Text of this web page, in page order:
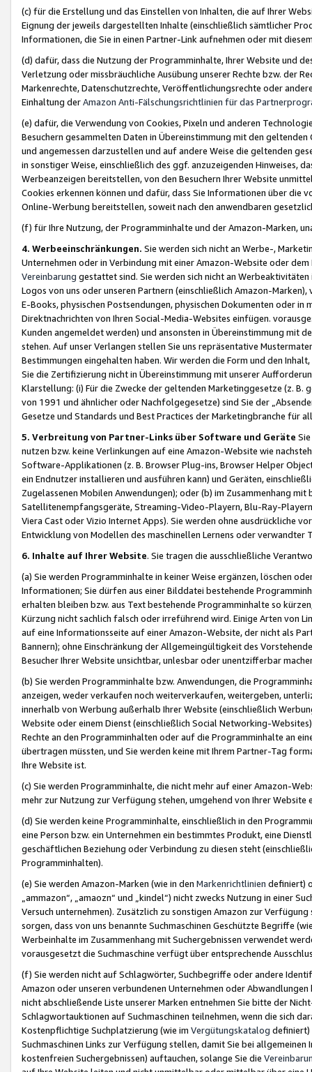
(c) für die Erstellung und das Einstellen von Inhalten, die auf Ihrer
Eignung der jeweils dargestellten Inhalte (einschließlich sämtlicher
Informationen, die Sie in einen Partner-Link aufnehmen oder mit
(d) dafür, dass die Nutzung der Programminhalte, Ihrer Website und
Verletzung oder missbräuchliche Ausübung unserer Rechte bzw. der
Markenrechte, Datenschutzrechte, Veröffentlichungsrechte oder
Einhaltung derAmazon Anti-Fälschungsrichtlinien für das
(e) dafür, die Verwendung von Cookies, Pixeln und anderen
Besuchern gesammelten Daten in Übereinstimmung mit den
und angemessen darzustellen und auf andere Weise die geltenden
in sonstiger Weise, einschließlich des ggf. anzuzeigenden Hinweises,
Werbeanzeigen bereitstellen, von den Besuchern Ihrer Website
Cookies erkennen können und dafür, dass Sie Informationen über die
Online-Werbung bereitstellen, soweit nach den anwendbaren
(f) für Ihre Nutzung, der Programminhalte und der Amazon-Marken,
4. Werbeeinschränkungen. Sie werden sich nicht an Werbe-,
Unternehmen oder in Verbindung mit einer Amazon-Website oder
Vereinbarung gestattet sind. Sie werden sich nicht an
Logos von uns oder unseren Partnern (einschließlich Amazon-
E-Books, physischen Postsendungen, physischen Dokumenten oder in
Direktnachrichten von Ihren Social-Media-Websites einfügen.
Kunden angemeldet werden) und ansonsten in Übereinstimmung mit
stehen. Auf unser Verlangen stellen Sie uns repräsentative
Bestimmungen eingehalten haben. Wir werden die Form und den
Sie die Zertifizierung nicht in Übereinstimmung mit unserer
Klarstellung: (i) Für die Zwecke der geltenden Marketinggesetze (z. B.
von 1991 und ähnlicher oder Nachfolgegesetze) sind Sie der
Gesetze und Standards und Best Practices der Marketingbranche für
5. Verbreitung von Partner-Links über Software und Geräte
nutzen bzw. keine Verlinkungen auf eine Amazon-Website wie
Software-Applikationen (z. B. Browser Plug-ins, Browser Helper
ein Endnutzer installieren und ausführen kann) und Geräten,
Zugelassenen Mobilen Anwendungen); oder (b) im Zusammenhang
Satellitenempfangsgeräte, Streaming-Video-Playern, Blu-Ray-
Viera Cast oder Vizio Internet Apps). Sie werden ohne ausdrückliche
Entwicklung von Modellen des maschinellen Lernens oder
6. Inhalte auf Ihrer Website. Sie tragen die ausschließliche
(a) Sie werden Programminhalte in keiner Weise ergänzen, löschen
Informationen; Sie dürfen aus einer Bilddatei bestehende
erhalten bleiben bzw. aus Text bestehende Programminhalte so
Kürzung nicht sachlich falsch oder irreführend wird. Einige Arten von
auf eine Informationsseite auf einer Amazon-Website, der nicht als
Bannern); ohne Einschränkung der Allgemeingültigkeit des
Besucher Ihrer Website unsichtbar, unlesbar oder unentzifferbar
(b) Sie werden Programminhalte bzw. Anwendungen, die
anzeigen, weder verkaufen noch weiterverkaufen, weitergeben,
innerhalb von Werbung außerhalb Ihrer Website (einschließlich
Website oder einem Dienst (einschließlich Social Networking-
Rechte an den Programminhalten oder auf die Programminhalte an
übertragen müssten, und Sie werden keine mit Ihrem Partner-Tag
Ihre Website ist.
(c) Sie werden Programminhalte, die nicht mehr auf einer Amazon-
mehr zur Nutzung zur Verfügung stehen, umgehend von Ihrer
(d) Sie werden keine Programminhalte, einschließlich in den
eine Person bzw. ein Unternehmen ein bestimmtes Produkt, eine
geschäftlichen Beziehung oder Verbindung zu diesen steht
Programminhalten).
(e) Sie werden Amazon-Marken (wie in den Markenrichtlinien definiert)
„ammazon“, „amaozn“ und „kindel“) nicht zwecks Nutzung in einer
Versuch unternehmen). Zusätzlich zu sonstigen Amazon zur
sorgen, dass von uns benannte Suchmaschinen Geschützte Begriffe
Werbeinhalte im Zusammenhang mit Suchergebnissen verwendet
vorausgesetzt die Suchmaschine verfügt über entsprechende
(f) Sie werden nicht auf Schlagwörter, Suchbegriffe oder andere
Amazon oder unseren verbundenen Unternehmen oder
nicht abschließende Liste unserer Marken entnehmen Sie bitte der
Schlagwortauktionen auf Suchmaschinen teilnehmen, wenn die sich
Kostenpflichtige Suchplatzierung (wie im Vergütungskatalog definiert)
Suchmaschinen Links zur Verfügung stellen, damit Sie bei
kostenfreien Suchergebnissen) auftauchen, solange Sie die